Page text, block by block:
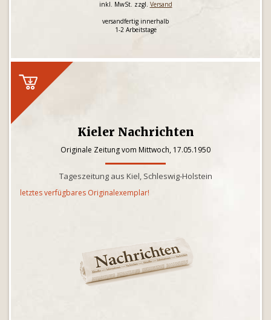
inkl. MwSt. zzgl. Versand
versandfertig innerhalb
1-2 Arbeitstage
Kieler Nachrichten
Originale Zeitung vom Mittwoch, 17.05.1950
Tageszeitung aus Kiel, Schleswig-Holstein
letztes verfügbares Originalexemplar!